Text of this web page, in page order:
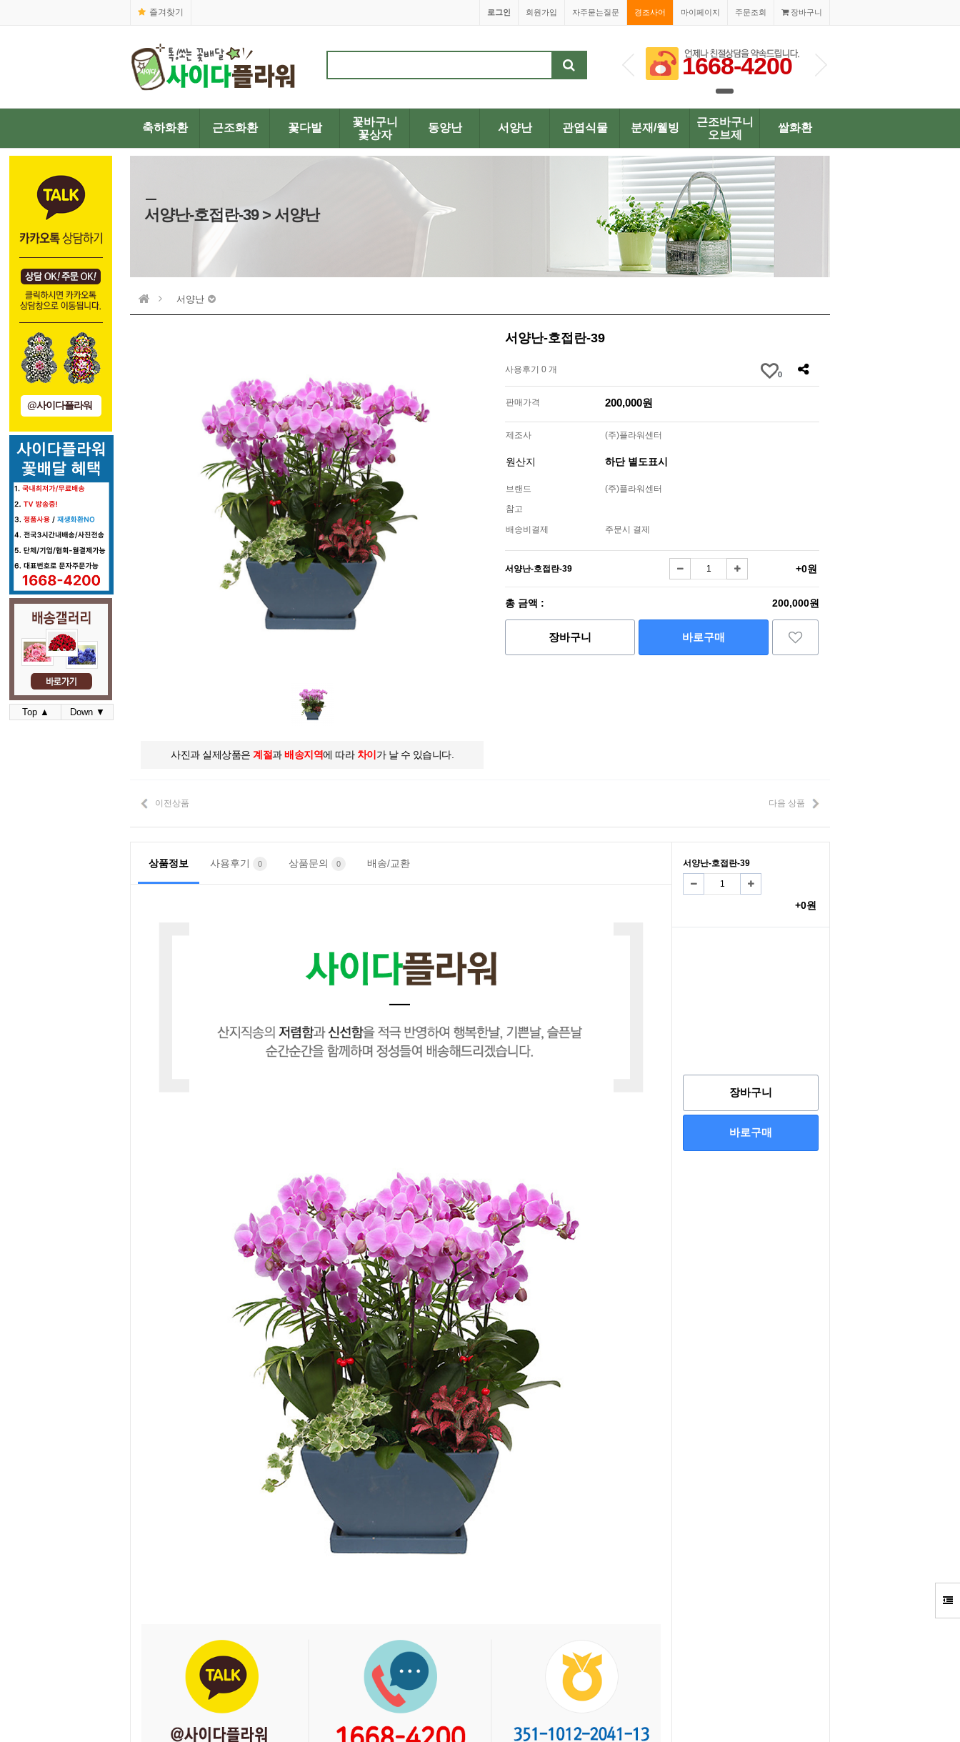
즐겨찾기 장바구니
주문조회
마이페이지
경조사어
자주묻는질문
회원가입
로그인
1668-4200 1668-4200
축하화환 근조화환 꽃다발
꽃바구니
꽃상자
동양난 서양난 관엽식물 분재/웰빙
근조바구니
오브제
쌀화환
@사이다플라워
Top ▲ Down ▼
서양난-호접란-39 > 서양난
서양난
사진과 실제상품은 계절과배송지역에 따라 차이 가 날 수 있습니다.
서양난-호접란-39
사용후기 0 개 0
판매가격 200,000원
제조사 (주)플라워센터
원산지 하단 별도표시
브랜드
(주)플라워센터
참고
배송비결제 주문시 결제
서양난-호접란-39 +0원
총 금액 : 200,000원
장바구니 바로구매
이전상품 다음 상품
상품정보 사용후기 0 상품문의 0 배송/교환 서양난-호접란-39
+0원
장바구니
바로구매